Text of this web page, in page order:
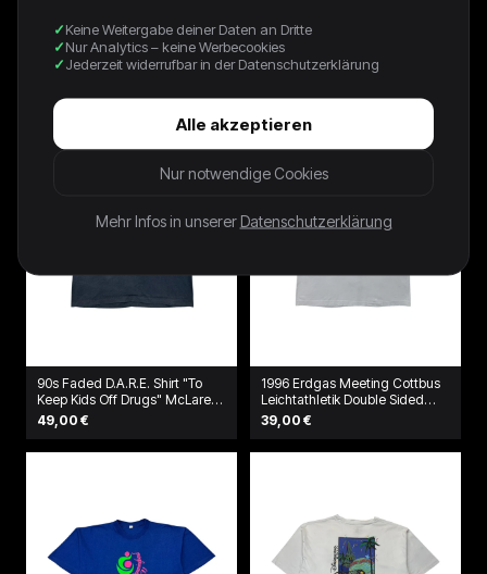
Shirt Grau
39,00 €
kicked up my heels at Larry's"
Grün
49,00 €
90s Faded D.A.R.E. Shirt "To
Keep Kids Off Drugs" McLaren
Schwarz
49,00 €
1996 Erdgas Meeting Cottbus
Leichtathletik Double Sided
Shirt Weiß
39,00 €
Keine Weitergabe deiner Daten an Dritte
Nur Analytics – keine Werbecookies
Jederzeit widerrufbar in der Datenschutzerklärung
Alle akzeptieren
Nur notwendige Cookies
Mehr Infos in unserer Datenschutzerklärung